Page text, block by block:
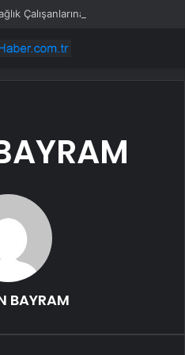
Çalışanlarına Teşekkür
BAYRAM